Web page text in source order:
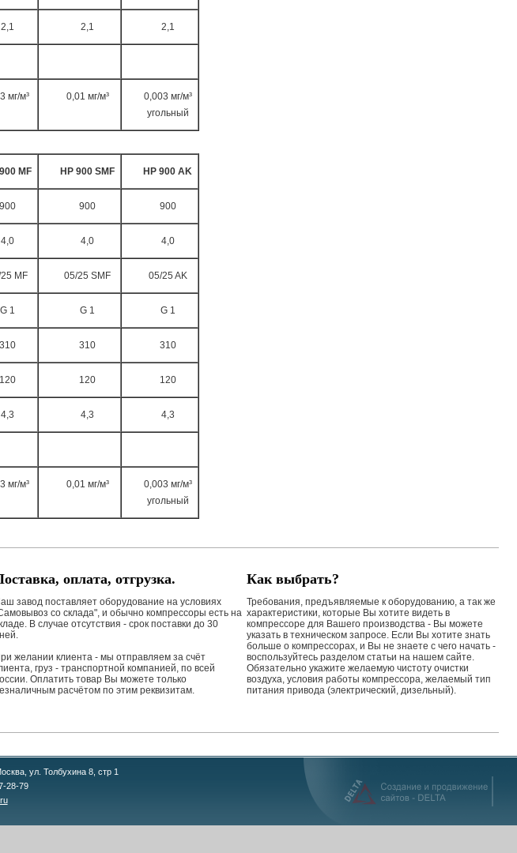
2,1 2,1 2,1
мг/м³ 0,01 мг/м³
0,003 мг/м³
угольный
MF HP 900 SMF HP 900 AK
900 900 900
4,0 4,0 4,0
MF 05/25 SMF 05/25 AK
G 1 G 1 G 1
310 310 310
120 120 120
4,3 4,3 4,3
мг/м³ 0,01 мг/м³
0,003 мг/м³
угольный
оплата, отгрузка.
завод поставляет оборудование на условиях
со склада", и обычно компрессоры есть на
В случае отсутствия - срок поставки до 30
желании клиента - мы отправляем за счёт
груз - транспортной компанией, по всей
Оплатить товар Вы можете только
расчётом по этим реквизитам.
Как выбрать?
Требования, предъявляемые к оборудованию, а так же
характеристики, которые Вы хотите видеть в
компрессоре для Вашего производства - Вы можете
указать в техническом запросе. Если Вы хотите знать
больше о компрессорах, и Вы не знаете с чего начать -
воспользуйтесь разделом статьи на нашем сайте.
Обязательно укажите желаемую чистоту очистки
воздуха, условия работы компрессора, желаемый тип
питания привода (электрический, дизельный).
ул. Толбухина 8, стр 1
28-79